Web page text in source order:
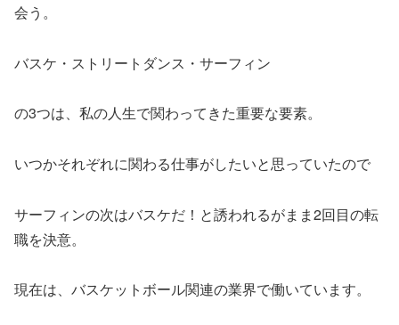
会う。
バスケ・ストリートダンス・サーフィン
の3つは、私の人生で関わってきた重要な要素。
いつかそれぞれに関わる仕事がしたいと思っていたので
サーフィンの次はバスケだ！と誘われるがまま2回目の転
職を決意。
現在は、バスケットボール関連の業界で働いています。